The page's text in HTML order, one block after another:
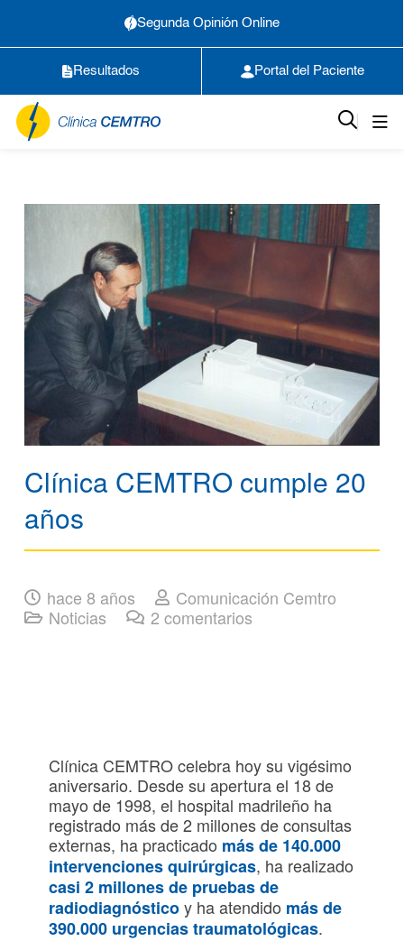
Segunda Opinión Online
Resultados Portal del Paciente
Clínica CEMTRO cumple 20
años
hace 8 años
Comunicación Cemtro
Noticias
2 comentarios
Clínica CEMTRO celebra hoy su vigésimo
aniversario. Desde su apertura el 18 de
mayo de 1998, el hospital madrileño ha
registrado más de 2 millones de consultas
externas, ha practicado más de 140.000
intervenciones quirúrgicas, ha realizado
casi 2 millones de pruebas de
radiodiagnósticoy ha atendido más de
390.000 urgencias traumatológicas.